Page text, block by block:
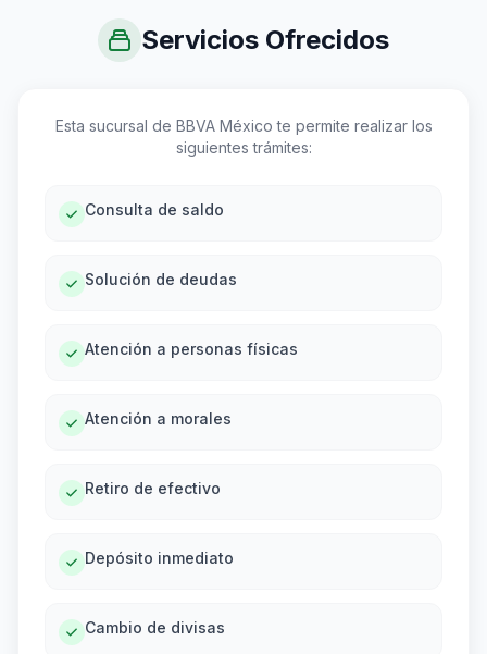
Servicios Ofrecidos
Esta sucursal de BBVA México te permite realizar los
siguientes trámites:
Consulta de saldo
Solución de deudas
Atención a personas físicas
Atención a morales
Retiro de efectivo
Depósito inmediato
Cambio de divisas